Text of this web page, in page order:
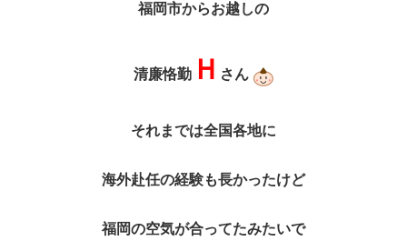
福岡市からお越しの
清廉恪勤Ｈ さん
それまでは全国各地に
海外赴任の経験も長かったけど
福岡の空気が合ってたみたいで